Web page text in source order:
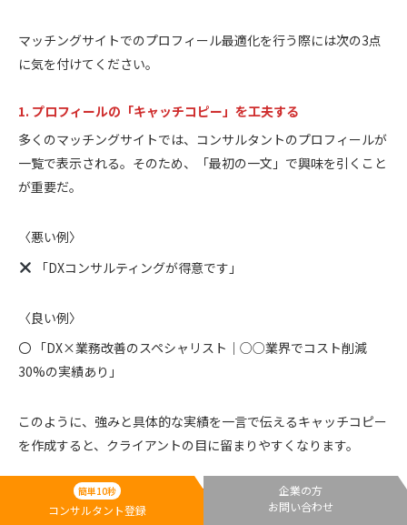
マッチングサイトでのプロフィール最適化を行う際には次の3点
に気を付けてください。
1. プロフィールの「キャッチコピー」を工夫する
多くのマッチングサイトでは、コンサルタントのプロフィールが
一覧で表示される。そのため、「最初の一文」で興味を引くこと
が重要だ。
〈悪い例〉
「DXコンサルティングが得意です」
〈良い例〉
〇 「DX×業務改善のスペシャリスト｜○○業界でコスト削減
30%の実績あり」
このように、強みと具体的な実績を一言で伝えるキャッチコピー
を作成すると、クライアントの目に留まりやすくなります。
2. キーワードを意識して検索に強いプロフィールにする
マッチングサイトでは、クライアントが「検索」を使って適切な
簡単10秒
コンサルタント登録
企業の方
お問い合わせ